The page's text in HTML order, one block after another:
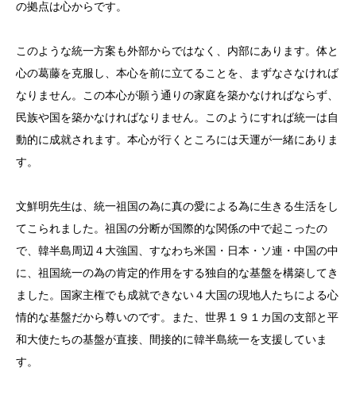
の拠点は心からです。
このような統一方案も外部からではなく、内部にあります。体と
心の葛藤を克服し、本心を前に立てることを、まずなさなければ
なりません。この本心が願う通りの家庭を築かなければならず、
民族や国を築かなければなりません。このようにすれば統一は自
動的に成就されます。本心が行くところには天運が一緒にありま
す。
文鮮明先生は、統一祖国の為に真の愛による為に生きる生活をし
てこられました。祖国の分断が国際的な関係の中で起こったの
で、韓半島周辺４大強国、すなわち米国・日本・ソ連・中国の中
に、祖国統一の為の肯定的作用をする独自的な基盤を構築してき
ました。国家主権でも成就できない４大国の現地人たちによる心
情的な基盤だから尊いのです。また、世界１９１カ国の支部と平
和大使たちの基盤が直接、間接的に韓半島統一を支援していま
す。